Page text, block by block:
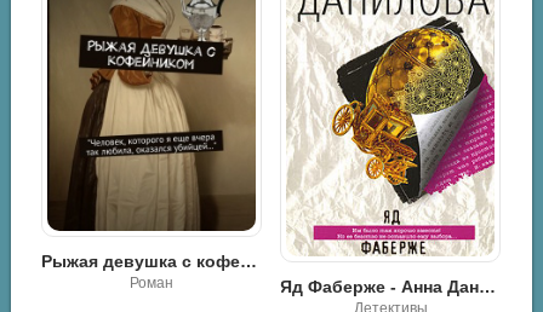
Разная литература / Роман